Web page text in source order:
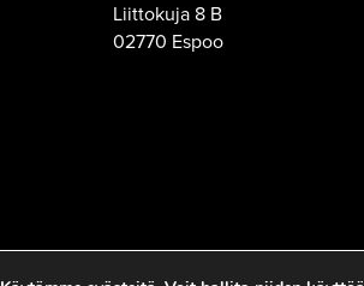
Liittokuja 8 B
02770 Espoo